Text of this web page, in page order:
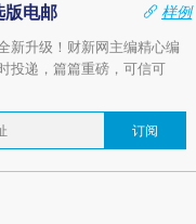
版电邮
样例
新升级！财新网主编精心编
投递，篇篇重磅，可信可
订阅